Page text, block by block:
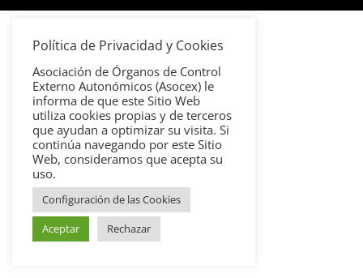
Política de Privacidad y Cookies
Asociación de Órganos de Control
Externo Autonómicos (Asocex) le
informa de que este Sitio Web
utiliza cookies propias y de terceros
que ayudan a optimizar su visita. Si
continúa navegando por este Sitio
Web, consideramos que acepta su
uso.
Configuración de las Cookies
Aceptar
Rechazar